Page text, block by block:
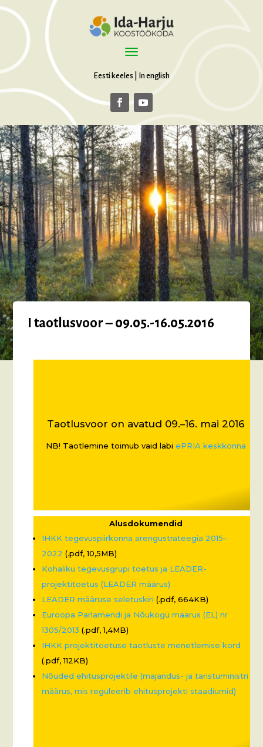
Eesti keeles In english
I taotlusvoor – 09.05.-16.05.2016
Taotlusvoor on avatud 09.–16. mai 2016
NB! Taotlemine toimub vaid läbi ePRIA keskkonna
Alusdokumendid
IHKK tegevuspiirkonna arengustrateegia 2015–
2022 (.pdf, 10,5MB)
Kohaliku tegevusgrupi toetus ja LEADER-
projektitoetus (LEADER määrus)
LEADER määruse seletuskiri (.pdf, 664KB)
Euroopa Parlamendi ja Nõukogu määrus (EL) nr
1305/2013 (.pdf, 1,4MB)
IHKK projektitoetuse taotluste menetlemise kord
(.pdf, 112KB)
Nõuded ehitusprojektile (majandus- ja taristuministri
määrus, mis reguleerib ehitusprojekti staadiumid)